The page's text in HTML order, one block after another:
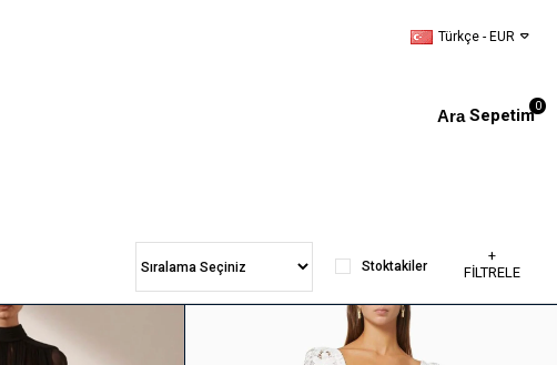
Türkçe - EUR
Sepetim0
Stoktakiler
+
FİLTRELE